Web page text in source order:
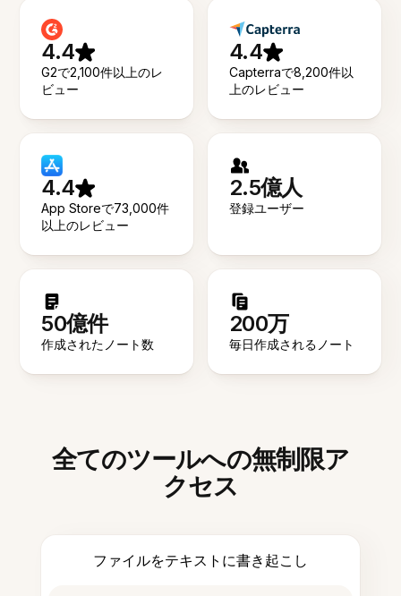
4.4
G2で2,100件以上のレ
ビュー
4.4
Capterraで8,200件以
上のレビュー
4.4
App Storeで73,000件
以上のレビュー
2.5億人
登録ユーザー
50億件
作成されたノート数
200万
毎日作成されるノート
全てのツールへの無制限ア
クセス
ファイルをテキストに書き起こし